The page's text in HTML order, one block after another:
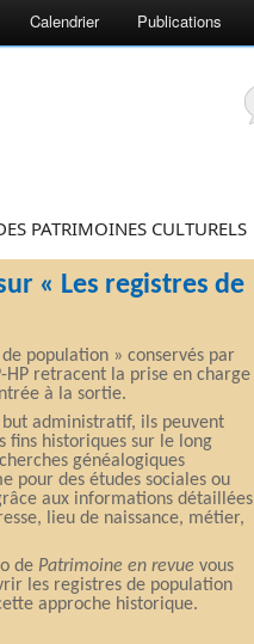
Calendrier Publications
PATRIMOINES CULTURELS
« Les registres de
population » conservés par
HP retracent la prise en charge
à la sortie.
but administratif, ils peuvent
fins historiques sur le long
généalogiques
pour des études sociales ou
aux informations détaillées
lieu de naissance, métier,
de Patrimoine en revue vous
les registres de population
approche historique.